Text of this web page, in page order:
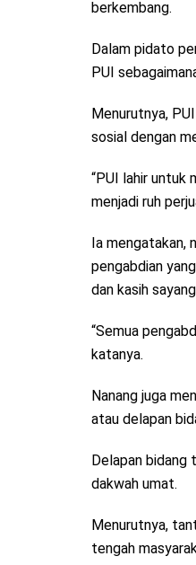
berkembang.
Dalam pidato
PUI
Menurutnya,
sosial dengan
“PUI lahir untuk
menjadi ruh
Ia mengatakan,
pengabdian
dan kasih
“Semua
katanya.
Nanang juga
atau delapan
Delapan bidang
dakwah umat.
Menurutnya,
tengah